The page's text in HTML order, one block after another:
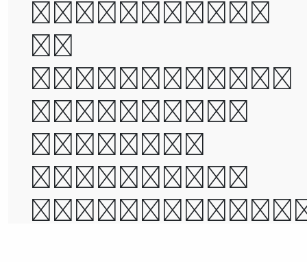
was the age
of
foolishness,
it was the
epoch of
belief, it
was the